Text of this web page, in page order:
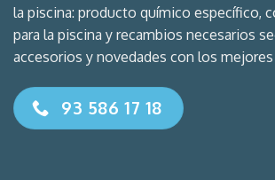
la piscina: producto químico específico,
para la piscina y recambios necesarios
accesorios y novedades con los
93 586 17 18